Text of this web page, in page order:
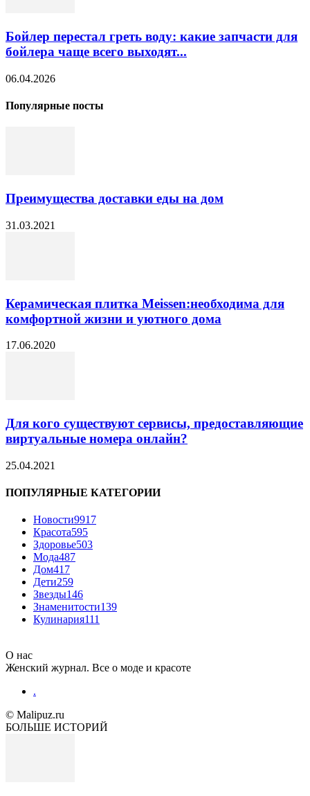
Бойлер перестал греть воду: какие запчасти для
бойлера чаще всего выходят...
06.04.2026
Популярные посты
Преимущества доставки еды на дом
31.03.2021
Керамическая плитка Meissen:необходима для
комфортной жизни и уютного дома
17.06.2020
Для кого существуют сервисы, предоставляющие
виртуальные номера онлайн?
25.04.2021
ПОПУЛЯРНЫЕ КАТЕГОРИИ
Новости9917
Красота595
Здоровье503
Мода487
Дом417
Дети259
Звезды146
Знаменитости139
Кулинария111
О нас
Женский журнал. Все о моде и красоте
.
© Malipuz.ru
БОЛЬШЕ ИСТОРИЙ